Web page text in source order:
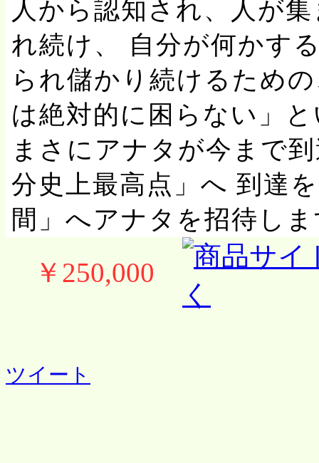
人から認知され、人が
れ続け、 自分が何かす
られ儲かり続けるため
は絶対的に困らない」
まさにアナタが今まで
分史上最高点」へ 到達
間」へアナタを招待し
￥250,000
ツイート